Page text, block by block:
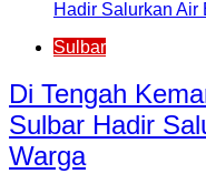
Sulbar
Di Tengah
Sulbar Hadir
Warga